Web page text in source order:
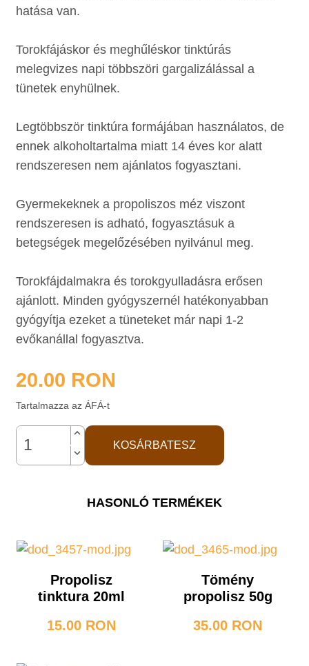
hatása van.
Torokfájáskor és meghűléskor tinktúrás
melegvizes napi többszöri gargalizálással a
tünetek enyhülnek.
Legtöbbször tinktúra formájában használatos, de
ennek alkoholtartalma miatt 14 éves kor alatt
rendszeresen nem ajánlatos fogyasztani.
Gyermekeknek a propoliszos méz viszont
rendszeresen is adható, fogyasztásuk a
betegségek megelőzésében nyilvánul meg.
Torokfájdalmakra és torokgyulladásra erősen
ajánlott. Minden gyógyszernél hatékonyabban
gyógyítja ezeket a tüneteket már napi 1-2
evőkanállal fogyasztva.
20.00 RON
Tartalmazza az ÁFÁ-t
keyboard_arrow_up
keyboard_arrow_down
KOSÁRBATESZ
HASONLÓ TERMÉKEK
Propolisz
tinktura 20ml
15.00 RON
Tömény
propolisz 50g
35.00 RON